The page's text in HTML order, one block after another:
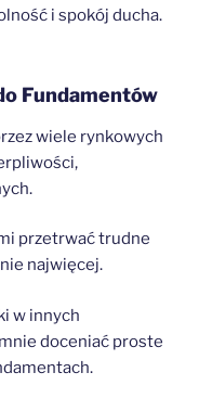
i spokój ducha.
Fundamentów
wiele rynkowych
przetrwać trudne
najwięcej.
w innych
doceniać proste